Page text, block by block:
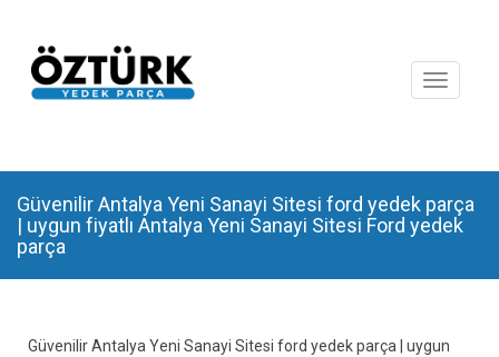
Toggle
Güvenilir Antalya Yeni Sanayi Sitesi ford yedek parça
| uygun fiyatlı Antalya Yeni Sanayi Sitesi Ford yedek
parça
Güvenilir Antalya Yeni Sanayi Sitesi ford yedek parça | uygun